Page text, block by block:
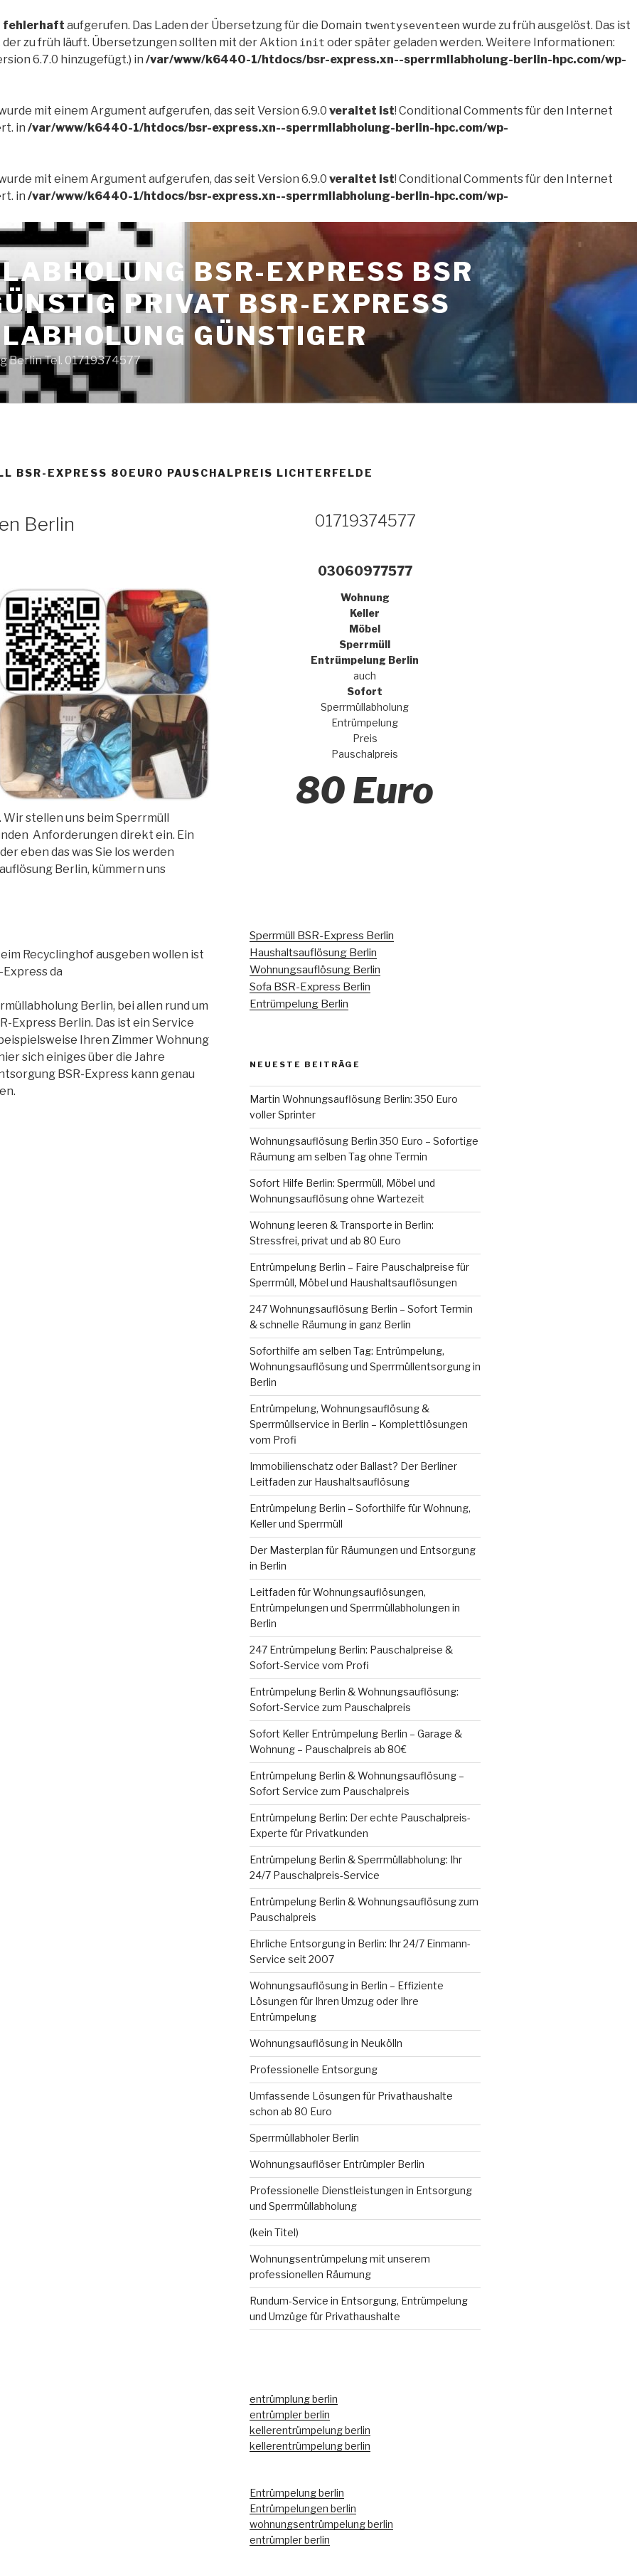
fehlerhaft aufgerufen. Das Laden der Übersetzung für die Domain twentyseventeen wurde zu früh ausgelöst. Das ist
zu früh läuft. Übersetzungen sollten mit der Aktion init oder später geladen werden. Weitere Informationen:
6.7.0 hinzugefügt.) in /var/www/k6440-1/htdocs/bsr-express.xn--sperrmllabholung-berlin-hpc.com/wp-
mit einem Argument aufgerufen, das seit Version 6.9.0 veraltet ist! Conditional Comments für den Internet
in /var/www/k6440-1/htdocs/bsr-express.xn--sperrmllabholung-berlin-hpc.com/wp-
mit einem Argument aufgerufen, das seit Version 6.9.0 veraltet ist! Conditional Comments für den Internet
in /var/www/k6440-1/htdocs/bsr-express.xn--sperrmllabholung-berlin-hpc.com/wp-
BSR-EXPRESS BSR
PRIVAT BSR-EXPRESS
GÜNSTIGER
Berlin Tel. 01719374577
BSR-EXPRESS 80EURO PAUSCHALPREIS LICHTERFELDE
Berlin
stellen uns beim Sperrmüll
Anforderungen direkt ein. Ein
eben das was Sie los werden
Berlin, kümmern uns
Recyclinghof ausgeben wollen ist
da
Berlin, bei allen rund um
Express Berlin. Das ist ein Service
Ihren Zimmer Wohnung
sich einiges über die Jahre
BSR-Express kann genau
01719374577
03060977577
Wohnung
Keller
Möbel
Sperrmüll
Entrümpelung Berlin
auch
Sofort
Sperrmüllabholung
Entrümpelung
Preis
Pauschalpreis
80 Euro
Sperrmüll BSR-Express Berlin
Haushaltsauflösung Berlin
Wohnungsauflösung Berlin
Sofa BSR-Express Berlin
Entrümpelung Berlin
NEUESTE BEITRÄGE
Martin Wohnungsauflösung Berlin: 350 Euro
voller Sprinter
Wohnungsauflösung Berlin 350 Euro – Sofortige
Räumung am selben Tag ohne Termin
Sofort Hilfe Berlin: Sperrmüll, Möbel und
Wohnungsauflösung ohne Wartezeit
Wohnung leeren & Transporte in Berlin:
Stressfrei, privat und ab 80 Euro
Entrümpelung Berlin – Faire Pauschalpreise für
Sperrmüll, Möbel und Haushaltsauflösungen
247 Wohnungsauflösung Berlin – Sofort Termin
& schnelle Räumung in ganz Berlin
Soforthilfe am selben Tag: Entrümpelung,
Wohnungsauflösung und Sperrmüllentsorgung in
Berlin
Entrümpelung, Wohnungsauflösung &
Sperrmüllservice in Berlin – Komplettlösungen
vom Profi
Immobilienschatz oder Ballast? Der Berliner
Leitfaden zur Haushaltsauflösung
Entrümpelung Berlin – Soforthilfe für Wohnung,
Keller und Sperrmüll
Der Masterplan für Räumungen und Entsorgung
in Berlin
Leitfaden für Wohnungsauflösungen,
Entrümpelungen und Sperrmüllabholungen in
Berlin
247 Entrümpelung Berlin: Pauschalpreise &
Sofort-Service vom Profi
Entrümpelung Berlin & Wohnungsauflösung:
Sofort-Service zum Pauschalpreis
Sofort Keller Entrümpelung Berlin – Garage &
Wohnung – Pauschalpreis ab 80€
Entrümpelung Berlin & Wohnungsauflösung –
Sofort Service zum Pauschalpreis
Entrümpelung Berlin: Der echte Pauschalpreis-
Experte für Privatkunden
Entrümpelung Berlin & Sperrmüllabholung: Ihr
24/7 Pauschalpreis-Service
Entrümpelung Berlin & Wohnungsauflösung zum
Pauschalpreis
Ehrliche Entsorgung in Berlin: Ihr 24/7 Einmann-
Service seit 2007
Wohnungsauflösung in Berlin – Effiziente
Lösungen für Ihren Umzug oder Ihre
Entrümpelung
Wohnungsauflösung in Neukölln
Professionelle Entsorgung
Umfassende Lösungen für Privathaushalte
schon ab 80 Euro
Sperrmüllabholer Berlin
Wohnungsauflöser Entrümpler Berlin
Professionelle Dienstleistungen in Entsorgung
und Sperrmüllabholung
(kein Titel)
Wohnungsentrümpelung mit unserem
professionellen Räumung
Rundum-Service in Entsorgung, Entrümpelung
und Umzüge für Privathaushalte
entrümplung berlin
entrümpler berlin
kellerentrümpelung berlin
kellerentrümpelung berlin
Entrümpelung berlin
Entrümpelungen berlin
wohnungsentrümpelung berlin
entrümpler berlin